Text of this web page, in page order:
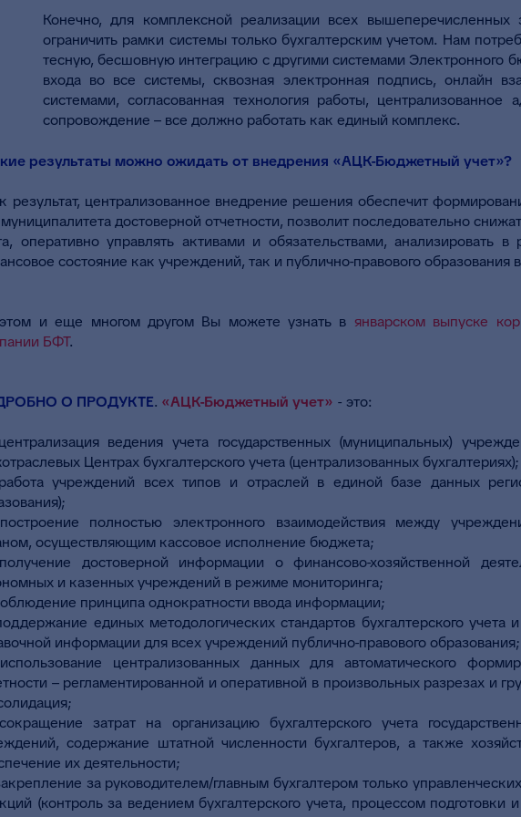
Конечно, для комплексной реализации всех
ограничить рамки системы только бухгалтерским учетом. Нам
тесную, бесшовную интеграцию с другими системами Электронного
входа во все системы, сквозная электронная подпись, онлайн
системами, согласованная технология работы, централизованное
сопровождение – все должно работать как единый комплекс.
результаты можно ожидать от внедрения «АЦК-Бюджетный учет»?
результат, централизованное внедрение решения обеспечит
достоверной отчетности, позволит последовательно
оперативно управлять активами и обязательствами, анализировать
состояние как учреждений, так и публично-правового образования
и еще многом другом Вы можете узнать в январском выпуске
БФТ.
О ПРОДУКТЕ. «АЦК-Бюджетный учет» - это:
централизация ведения учета государственных (муниципальных)
Центрах бухгалтерского учета (централизованных бухгалтериях);
работа учреждений всех типов и отраслей в единой базе данных
построение полностью электронного взаимодействия между
осуществляющим кассовое исполнение бюджета;
получение достоверной информации о финансово-хозяйственной
и казенных учреждений в режиме мониторинга;
принципа однократности ввода информации;
единых методологических стандартов бухгалтерского учета
информации для всех учреждений публично-правового образования;
использование централизованных данных для автоматического
– регламентированной и оперативной в произвольных разрезах и
сокращение затрат на организацию бухгалтерского учета
содержание штатной численности бухгалтеров, а также
их деятельности;
за руководителем/главным бухгалтером только
(контроль за ведением бухгалтерского учета, процессом подготовки